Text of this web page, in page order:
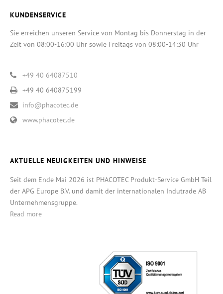
KUNDENSERVICE
Sie erreichen unseren Service von Montag bis Donnerstag in der
Zeit von 08:00-16:00 Uhr sowie Freitags von 08:00-14:30 Uhr
+49 40 64087510
+49 40 640875199
info@phacotec.de
www.phacotec.de
AKTUELLE NEUIGKEITEN UND HINWEISE
Seit dem Ende Mai 2026 ist PHACOTEC Produkt-Service GmbH Teil
der APG Europe B.V. und damit der internationalen Indutrade AB
Unternehmensgruppe.
Read more